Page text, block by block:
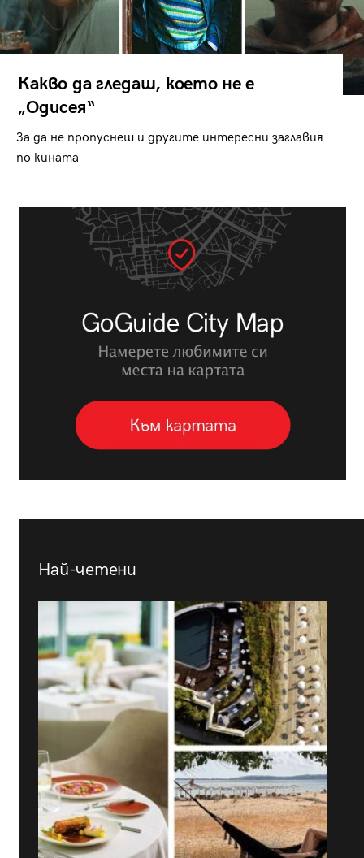
Какво да гледаш, което не е
„Одисея“
За да не пропуснеш и другите интересни заглавия
по кината
Най-четени